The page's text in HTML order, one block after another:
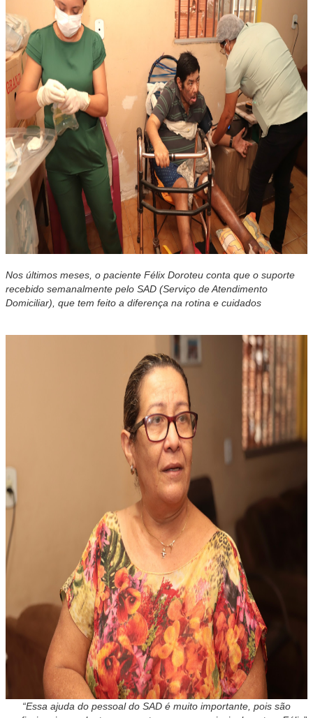
Nos últimos meses, o paciente Félix Doroteu conta que o suporte
recebido semanalmente pelo SAD (Serviço de Atendimento
Domiciliar), que tem feito a diferença na rotina e cuidados
“Essa ajuda do pessoal do SAD é muito importante, pois são